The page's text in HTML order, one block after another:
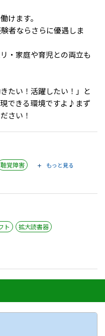
けます。
者ならさらに優遇しま
・家庭や育児との両立も
たい！活躍したい！」と
できる環境ですよ♪まず
さい！
聴覚障害 もっと見る
ト 拡大読書器